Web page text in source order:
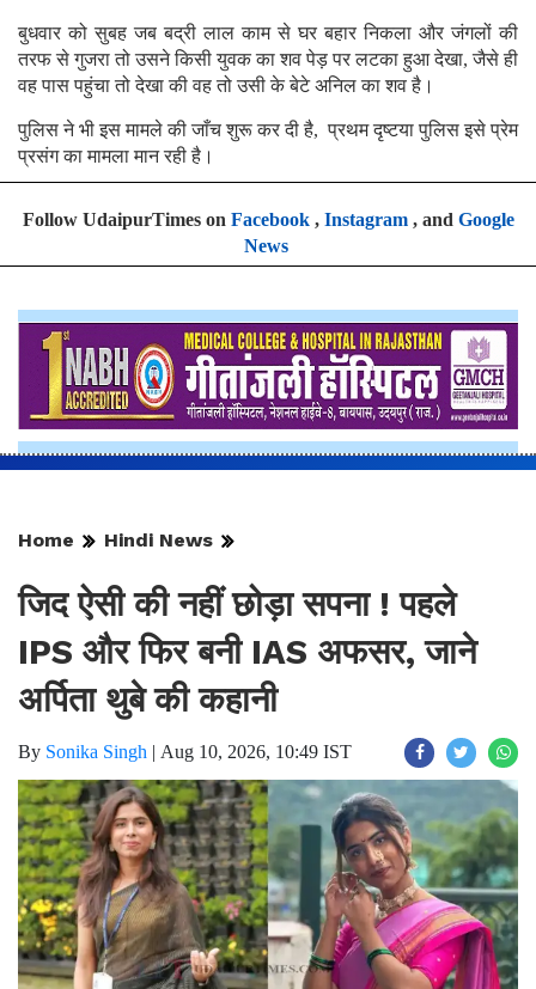
बुधवार को सुबह जब बद्री लाल काम से घर बहार निकला और जंगलों की
तरफ से गुजरा तो उसने किसी युवक का शव पेड़ पर लटका हुआ देखा, जैसे ही
वह पास पहुंचा तो देखा की वह तो उसी के बेटे अनिल का शव है।
पुलिस ने भी इस मामले की जाँच शुरू कर दी है, प्रथम दृष्टया पुलिस इसे प्रेम
प्रसंग का मामला मान रही है।
Follow UdaipurTimes on Facebook, Instagram, and Google
News
Home Hindi News
जिद ऐसी की नहीं छोड़ा सपना ! पहले
IPS और फिर बनी IAS अफसर, जाने
अर्पिता थुबे की कहानी
By Sonika Singh | Aug 10, 2026, 10:49 IST